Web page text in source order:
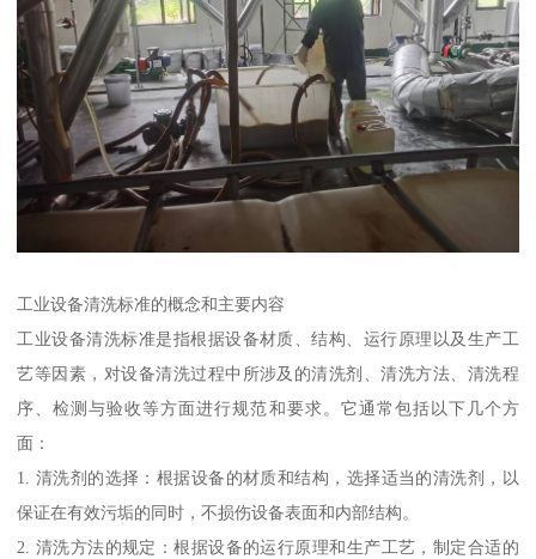
工业设备清洗标准的概念和主要内容
工业设备清洗标准是指根据设备材质、结构、运行原理以及生产工
艺等因素，对设备清洗过程中所涉及的清洗剂、清洗方法、清洗程
序、检测与验收等方面进行规范和要求。它通常包括以下几个方
面：
1. 清洗剂的选择：根据设备的材质和结构，选择适当的清洗剂，以
保证在有效污垢的同时，不损伤设备表面和内部结构。
2. 清洗方法的规定：根据设备的运行原理和生产工艺，制定合适的